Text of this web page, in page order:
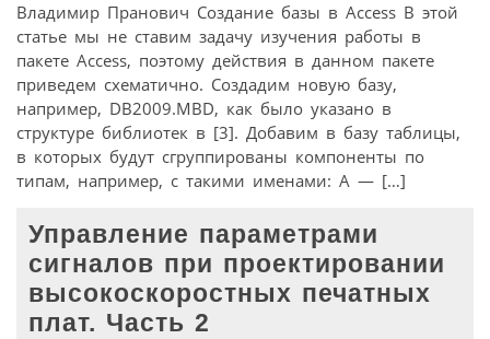
Владимир Пранович Создание базы в Access В этой
статье мы не ставим задачу изучения работы в
пакете Access, поэтому действия в данном пакете
приведем схематично. Создадим новую базу,
например, DB2009.MBD, как было указано в
структуре библиотек в [3]. Добавим в базу таблицы,
в которых будут сгруппированы компоненты по
типам, например, с такими именами: A — […]
Управление параметрами
сигналов при проектировании
высокоскоростных печатных
плат. Часть 2